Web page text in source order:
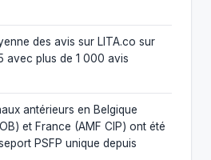
des avis sur LITA.co sur
avec plus de 1 000 avis
antérieurs en Belgique
et France (AMF CIP) ont été
PSFP unique depuis